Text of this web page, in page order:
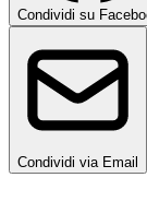
Condividi su
Condividi via Email